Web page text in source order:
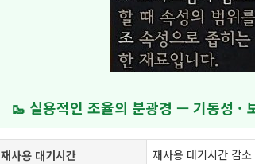
🥾 실용적인 조율의 분광경 — 기동성 ·
재사용 대기시간 재사용 대기시간 감소